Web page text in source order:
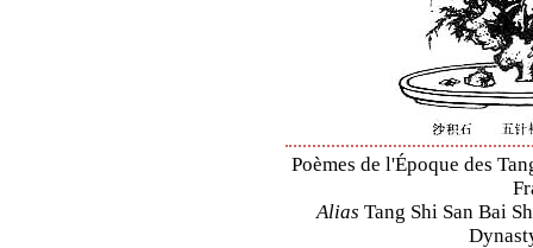
Poèmes de l'Époque des
Alias Tang Shi San Bai